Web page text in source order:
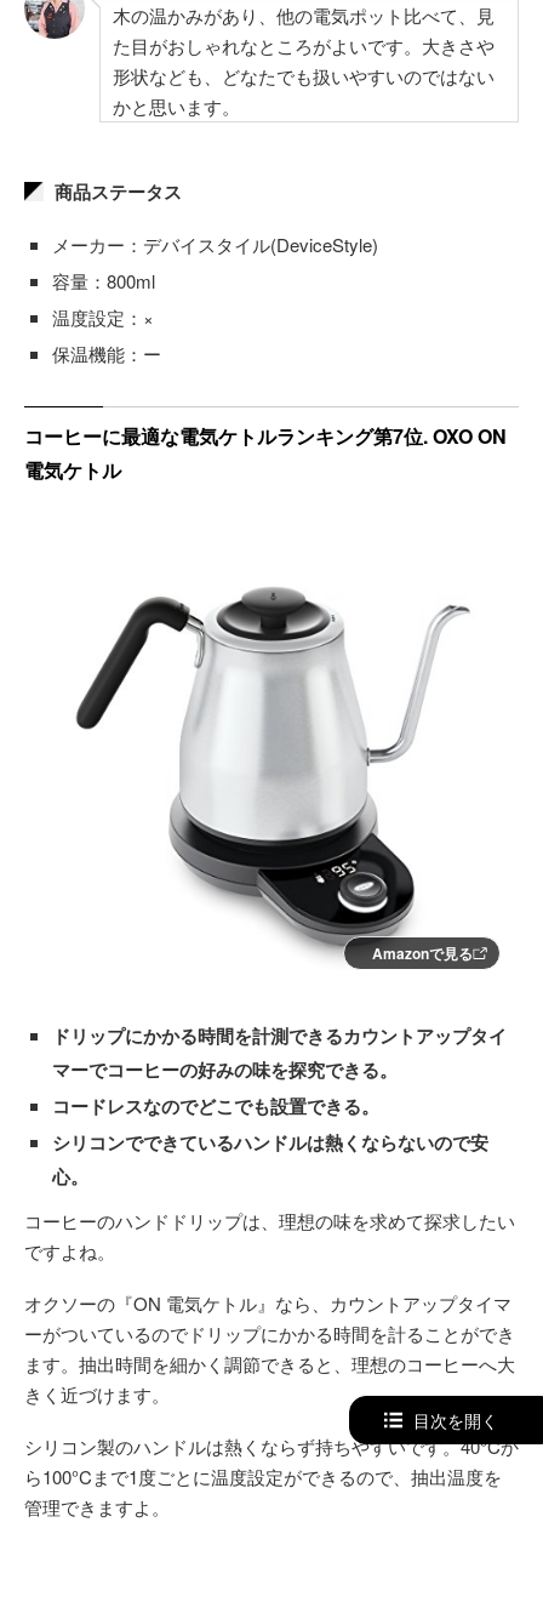
木の温かみがあり、他の電気ポット比べて、見
た目がおしゃれなところがよいです。大きさや
形状なども、どなたでも扱いやすいのではない
かと思います。
商品ステータス
メーカー：デバイスタイル(DeviceStyle)
容量：800ml
温度設定：×
保温機能：ー
コーヒーに最適な電気ケトルランキング第7位. OXO ON
電気ケトル
Amazonで見る
ドリップにかかる時間を計測できるカウントアップタイ
マーでコーヒーの好みの味を探究できる。
コードレスなのでどこでも設置できる。
シリコンでできているハンドルは熱くならないので安
心。
コーヒーのハンドドリップは、理想の味を求めて探求したい
ですよね。
オクソーの『ON 電気ケトル』なら、カウントアップタイマ
ーがついているのでドリップにかかる時間を計ることができ
ます。抽出時間を細かく調節できると、理想のコーヒーへ大
きく近づけます。
シリコン製のハンドルは熱くならず持ちやすいです。40°Cか
ら100°Cまで1度ごとに温度設定ができるので、抽出温度を
管理できますよ。
目次を開く